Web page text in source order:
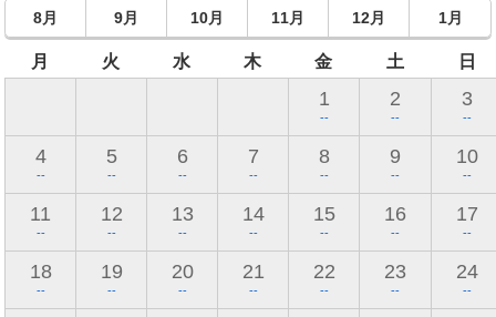
8月 9月 10月 11月 12月 1月
月 火 水 木 金 土 日
1
--
2
--
3
--
4
--
5
--
6
--
7
--
8
--
9
--
10
--
11
--
12
--
13
--
14
--
15
--
16
--
17
--
18
--
19
--
20
--
21
--
22
--
23
--
24
--